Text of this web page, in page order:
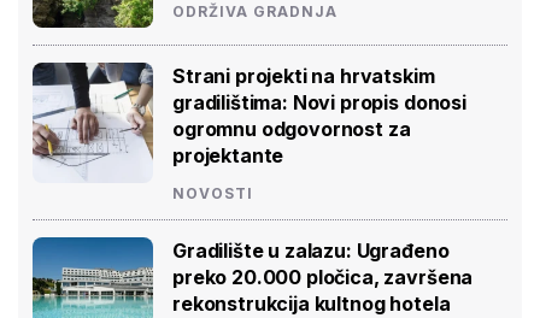
ODRŽIVA GRADNJA
Strani projekti na hrvatskim
gradilištima: Novi propis donosi
ogromnu odgovornost za
projektante
NOVOSTI
Gradilište u zalazu: Ugrađeno
preko 20.000 pločica, završena
rekonstrukcija kultnog hotela